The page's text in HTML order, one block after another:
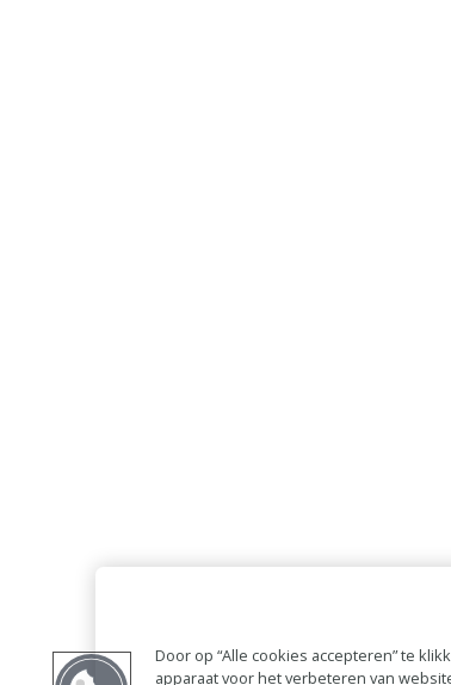
Door op “Alle cookies accepteren” te
apparaat voor het verbeteren van